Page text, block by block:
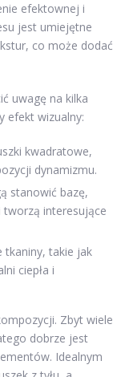
efektownej i
jest umiejętne
co może dodać
uwagę na kilka
efekt wizualny:
kwadratowe,
dynamizmu.
stanowić bazę,
tworzą interesujące
tkaniny, takie jak
ciepła i
Zbyt wiele
dobrze jest
Idealnym